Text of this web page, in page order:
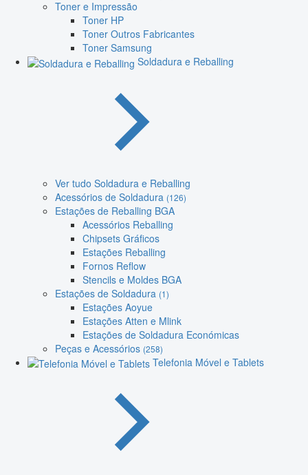
Toner e Impressão
Toner HP
Toner Outros Fabricantes
Toner Samsung
Soldadura e Reballing
Ver tudo Soldadura e Reballing
Acessórios de Soldadura (126)
Estações de Reballing BGA
Acessórios Reballing
Chipsets Gráficos
Estações Reballing
Fornos Reflow
Stencils e Moldes BGA
Estações de Soldadura (1)
Estações Aoyue
Estações Atten e Mlink
Estações de Soldadura Económicas
Peças e Acessórios (258)
Telefonia Móvel e Tablets